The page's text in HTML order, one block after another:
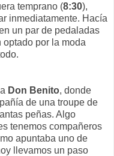
temprano (8:30),
inmediatamente. Hacía
un par de pedaladas
por la moda
Don Benito, donde
de una troupe de
peñas. Algo
tenemos compañeros
apuntaba uno de
llevamos un paso